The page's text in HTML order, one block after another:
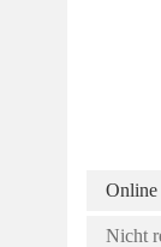
Online
Nicht